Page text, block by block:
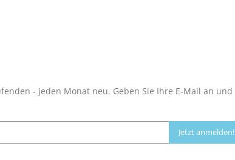
- jeden Monat neu. Geben Sie Ihre E-Mail an und
Jetzt anmelden!